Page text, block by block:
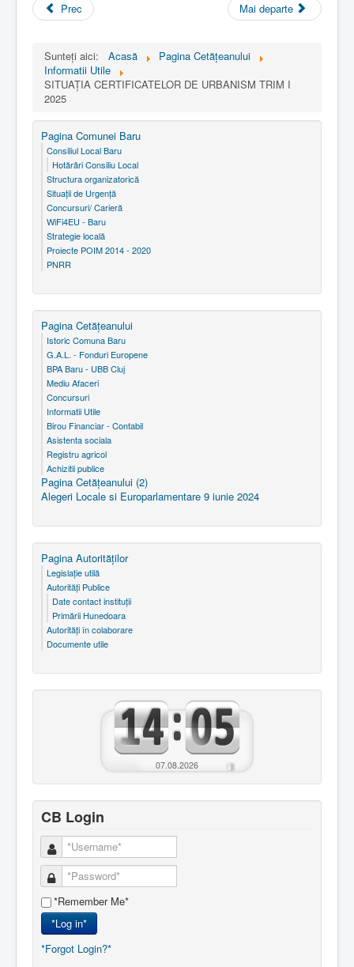
Prec Mai departe
Sunteți aici: Acasă
Pagina Cetăţeanului
Informatii Utile
SITUAȚIA CERTIFICATELOR DE URBANISM TRIM I
2025
Pagina Comunei Baru
Consiliul Local Baru
Hotărâri Consiliu Local
Structura organizatorică
Situaţii de Urgenţă
Concursuri/ Carieră
WiFi4EU - Baru
Strategie locală
Proiecte POIM 2014 - 2020
PNRR
Pagina Cetăţeanului
Istoric Comuna Baru
G.A.L. - Fonduri Europene
BPA Baru - UBB Cluj
Mediu Afaceri
Concursuri
Informatii Utile
Birou Financiar - Contabil
Asistenta sociala
Registru agricol
Achizitii publice
Pagina Cetăţeanului (2)
Alegeri Locale si Europarlamentare 9 iunie 2024
Pagina Autorităţilor
Legislaţie utilă
Autorităţi Publice
Date contact instituţii
Primării Hunedoara
Autorităţi în colaborare
Documente utile
07.08.2026
CB Login
*Remember Me*
*Log in*
*Forgot Login?*